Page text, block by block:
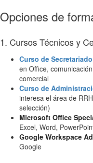
Opciones de
1. Cursos Técnicos y
Curso de
en Office,
comercial
Curso de
interesa el área de
selección)
Microsoft Office
Excel, Word,
Google Workspace
Google